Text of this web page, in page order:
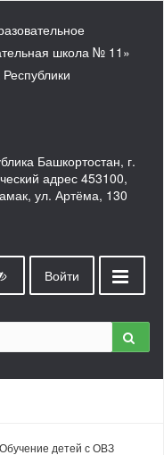
школа № 11»
Башкортостан, г.
адрес 453100,
ул. Артёма, 130
Войти
Обучение детей с ОВЗ